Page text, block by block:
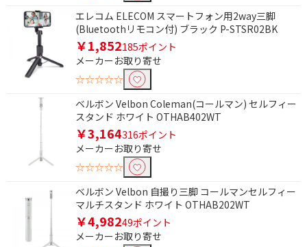
エレコム ELECOM スマートフォン用2way三脚
(Bluetoothリモコン付) ブラック P-STSR02BK
￥1,852185ポイント
メーカーお取り寄せ
☆☆☆☆☆
ベルボン Velbon Coleman(コールマン) セルフィー
スタンド ホワイト OTHAB402WT
￥3,164316ポイント
メーカーお取り寄せ
☆☆☆☆☆
ベルボン Velbon 自撮り三脚 コールマンセルフィー
マルチスタンド ホワイト OTHAB202WT
￥4,98249ポイント
メーカーお取り寄せ